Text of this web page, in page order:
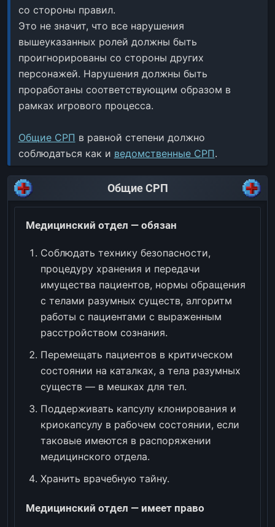
со стороны правил.
Это не значит, что все нарушения
вышеуказанных ролей должны быть
проигнорированы со стороны других
персонажей. Нарушения должны быть
проработаны соответствующим образом в
рамках игрового процесса.
Общие СРП в равной степени должно
соблюдаться как и ведомственные СРП.
Общие СРП
Медицинский отдел — обязан
Соблюдать технику безопасности,
процедуру хранения и передачи
имущества пациентов, нормы обращения
с телами разумных существ, алгоритм
работы с пациентами с выраженным
расстройством сознания.
Перемещать пациентов в критическом
состоянии на каталках, а тела разумных
существ — в мешках для тел.
Поддерживать капсулу клонирования и
криокапсулу в рабочем состоянии, если
таковые имеются в распоряжении
медицинского отдела.
Хранить врачебную тайну.
Медицинский отдел — имеет право